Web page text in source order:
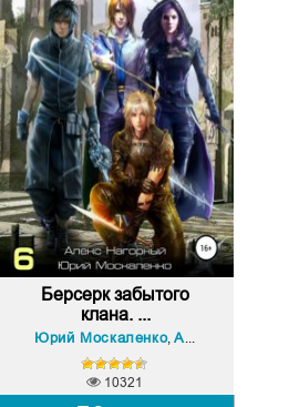
Берсерк забытого
клана. ...
Юрий Москаленко,Алекс Нагорный
10321